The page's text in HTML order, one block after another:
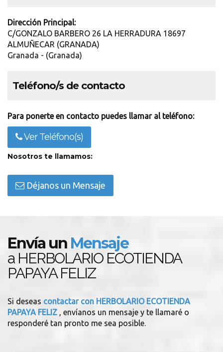
Dirección Principal:
C/GONZALO BARBERO 26 LA HERRADURA 18697
ALMUÑECAR (GRANADA)
Granada - (Granada)
Teléfono/s de contacto
Para ponerte en contacto puedes llamar al teléfono:
Ver Teléfono(s)
Nosotros te llamamos:
Déjanos un Mensaje
Envía un Mensaje
a HERBOLARIO ECOTIENDA
PAPAYA FELIZ
Si deseas contactar con HERBOLARIO ECOTIENDA
PAPAYA FELIZ , envíanos un mensaje y te llamaré o
responderé tan pronto me sea posible.